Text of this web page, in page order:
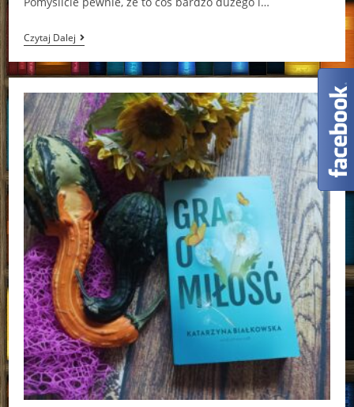
Czytaj DalejWszy.
Rodzinne
Przeprowadzki
Z
Na
Głowę
Mathilde
Dellatre-
Josse